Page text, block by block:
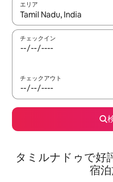
エリア
検索結果が表示されたら、
チェックイン
チェックアウト
タミルナドゥで好
宿